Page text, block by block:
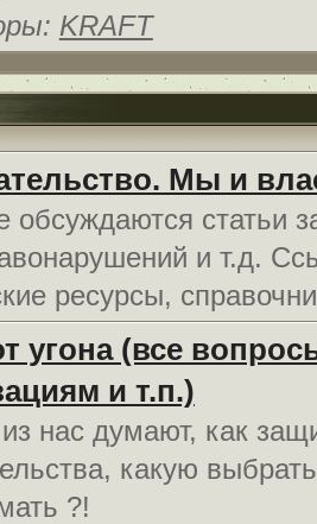
KRAFT
Мы и
обсуждаются статьи
и т.д.
ресурсы,
угона (все
и т.п.)
нас думают, как
какую
?!